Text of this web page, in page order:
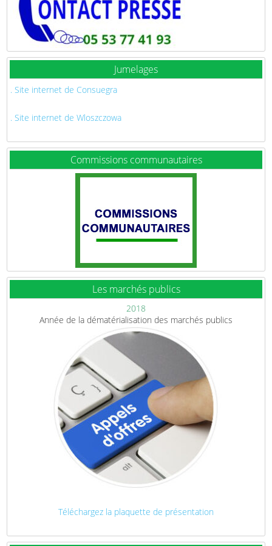
Jumelages
. Site internet de Consuegra
. Site internet de Wloszczowa
Commissions communautaires
Les marchés publics
2018
Année de la dématérialisation des marchés publics
Téléchargez la plaquette de présentation